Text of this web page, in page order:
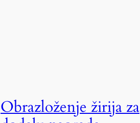
Obrazloženje žirija za